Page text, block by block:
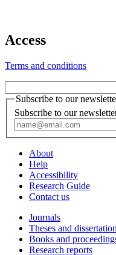
Access
Terms and conditions
Subscribe to our
Subscribe to our
About
Help
Accessibility
Research Guide
Contact us
Journals
Theses and
Books and
Research reports